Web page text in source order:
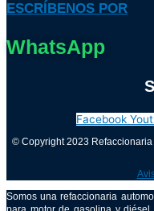
ESCRÍBENOS POR
WhatsApp
Facebook
© Copyright 2023 Refaccionaria
Somos una refaccionaria